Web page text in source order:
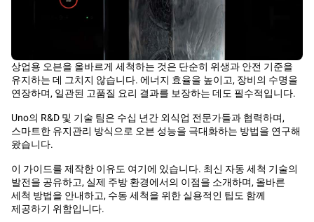
상업용 오븐을 올바르게 세척하는 것은 단순히 위생과 안전 기준을
유지하는 데 그치지 않습니다. 에너지 효율을 높이고, 장비의 수명을
연장하며, 일관된 고품질 요리 결과를 보장하는 데도 필수적입니다.
Uno의 R&D 및 기술 팀은 수십 년간 외식업 전문가들과 협력하며,
스마트한 유지관리 방식으로 오븐 성능을 극대화하는 방법을 연구해
왔습니다.
이 가이드를 제작한 이유도 여기에 있습니다. 최신 자동 세척 기술의
발전을 공유하고, 실제 주방 환경에서의 이점을 소개하며, 올바른
세척 방법을 안내하고, 수동 세척을 위한 실용적인 팁도 함께
제공하기 위함입니다.